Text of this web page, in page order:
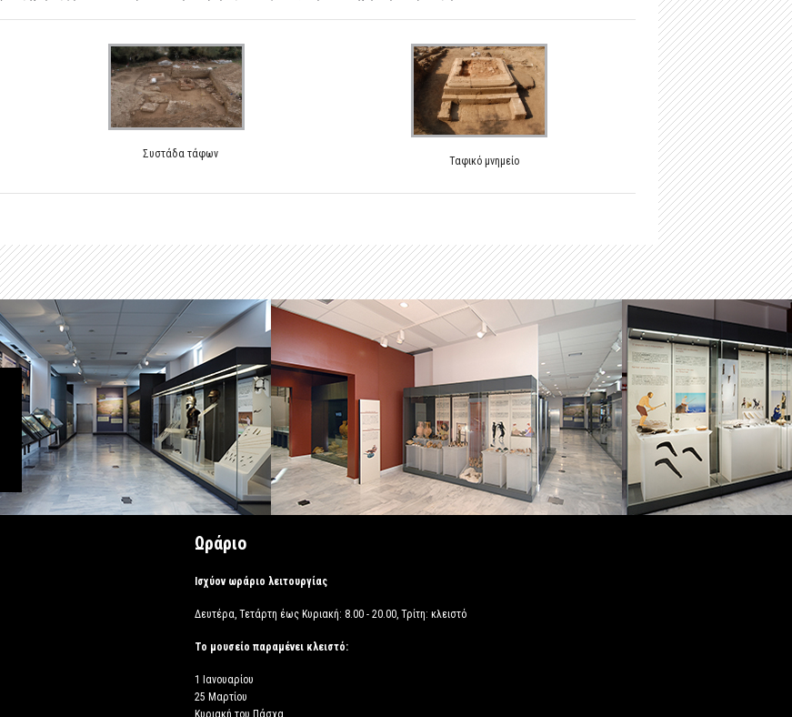
Συστάδα τάφων
Ταφικό μνημείο
Ωράριο
Ισχύον ωράριο λειτουργίας
Δευτέρα, Τετάρτη έως Κυριακή: 8.00 - 20.00, Τρίτη: κλειστό
Το μουσείο παραμένει κλειστό:
1 Ιανουαρίου
25 Μαρτίου